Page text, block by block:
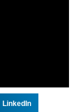
LinkedIn